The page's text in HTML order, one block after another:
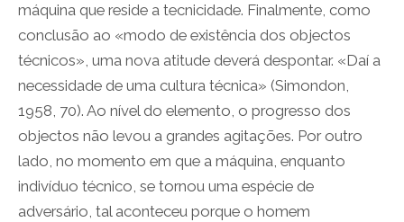
máquina que reside a tecnicidade. Finalmente, como
conclusão ao «modo de existência dos objectos
técnicos», uma nova atitude deverá despontar. «Daí a
necessidade de uma cultura técnica» (Simondon,
1958, 70). Ao nível do elemento, o progresso dos
objectos não levou a grandes agitações. Por outro
lado, no momento em que a máquina, enquanto
indivíduo técnico, se tornou uma espécie de
adversário, tal aconteceu porque o homem